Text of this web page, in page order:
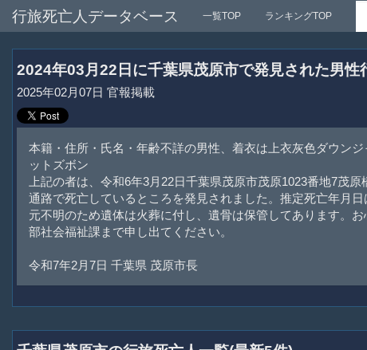
行旅死亡人データベース 一覧TOP ランキングTOP
2024年03月22日に千葉県茂原市で発見された男性
2025年02月07日 官報掲載
本籍・住所・氏名・年齢不詳の男性、着衣は上衣灰色ダウン
ットズボン
上記の者は、令和6年3月22日千葉県茂原市茂原1023番地7茂
通路で死亡しているところを発見されました。推定死亡年月
元不明のため遺体は火葬に付し、遺骨は保管してあります。
部社会福祉課まで申し出てください。
令和7年2月7日 千葉県 茂原市長